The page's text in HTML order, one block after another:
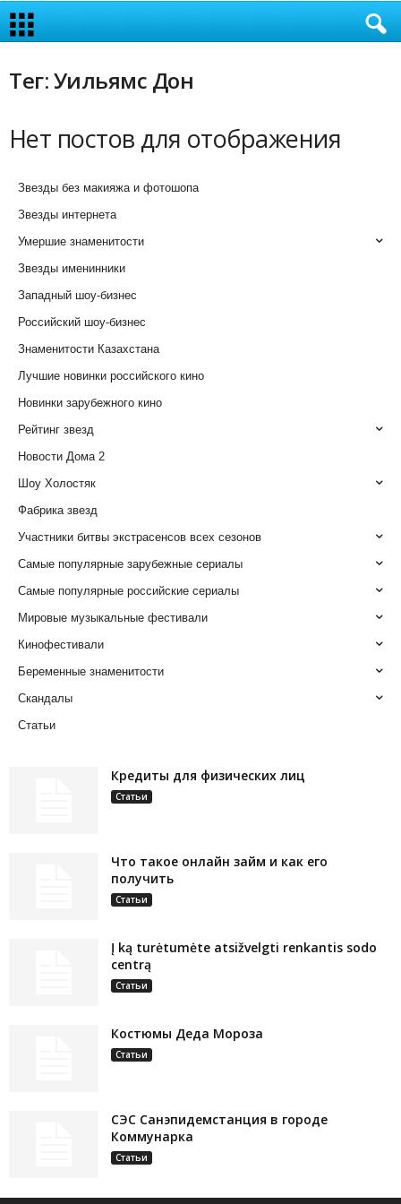
Тег: Уильямс Дон
Нет постов для отображения
Звезды без макияжа и фотошопа
Звезды интернета
Умершие знаменитости
Звезды именинники
Западный шоу-бизнес
Российский шоу-бизнес
Знаменитости Казахстана
Лучшие новинки российского кино
Новинки зарубежного кино
Рейтинг звезд
Новости Дома 2
Шоу Холостяк
Фабрика звезд
Участники битвы экстрасенсов всех сезонов
Самые популярные зарубежные сериалы
Самые популярные российские сериалы
Мировые музыкальные фестивали
Кинофестивали
Беременные знаменитости
Скандалы
Статьи
Кредиты для физических лиц
Статьи
Что такое онлайн займ и как его
получить
Статьи
Į ką turėtumėte atsižvelgti renkantis sodo
centrą
Статьи
Костюмы Деда Мороза
Статьи
СЭС Санэпидемстанция в городе
Коммунарка
Статьи